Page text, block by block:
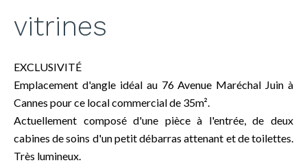
vitrines
EXCLUSIVITÉ
Emplacement d'angle idéal au 76 Avenue Maréchal Juin à
Cannes pour ce local commercial de 35m².
Actuellement composé d'une pièce à l'entrée, de deux
cabines de soins d'un petit débarras attenant et de toilettes.
Très lumineux.